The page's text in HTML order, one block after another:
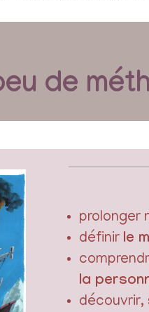
de
prolonger
définir le
la
découvrir,